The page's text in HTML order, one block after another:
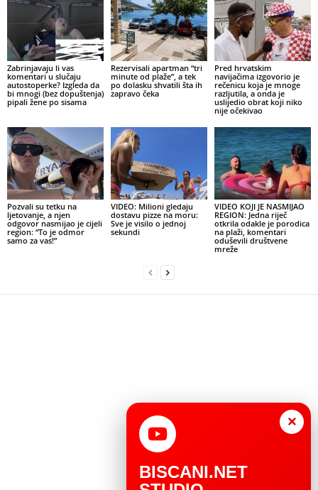
Zabrinjavaju li vas
komentari u slučaju
autostoperke? Izgleda da
bi mnogi (bez dopuštenja)
pipali žene po sisama
Rezervisali apartman “tri
minute od plaže”, a tek
po dolasku shvatili šta ih
zapravo čeka
Pred hrvatskim
navijačima izgovorio je
rečenicu koja je mnoge
razljutila, a onda je
uslijedio obrat koji niko
nije očekivao
Pozvali su tetku na
ljetovanje, a njen
odgovor nasmijao je cijeli
region: “To je odmor
samo za vas!”
VIDEO: Milioni gledaju
dostavu pizze na moru:
Sve je visilo o jednoj
sekundi
VIDEO KOJI JE NASMIJAO
REGION: Jedna riječ
otkrila odakle je porodica
na plaži, komentari
oduševili društvene
mreže
×
BISCANI.NET